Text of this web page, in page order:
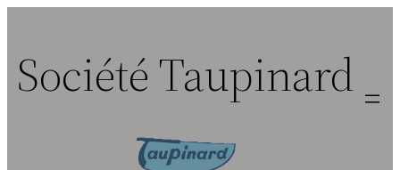
contenu
Société Taupinard